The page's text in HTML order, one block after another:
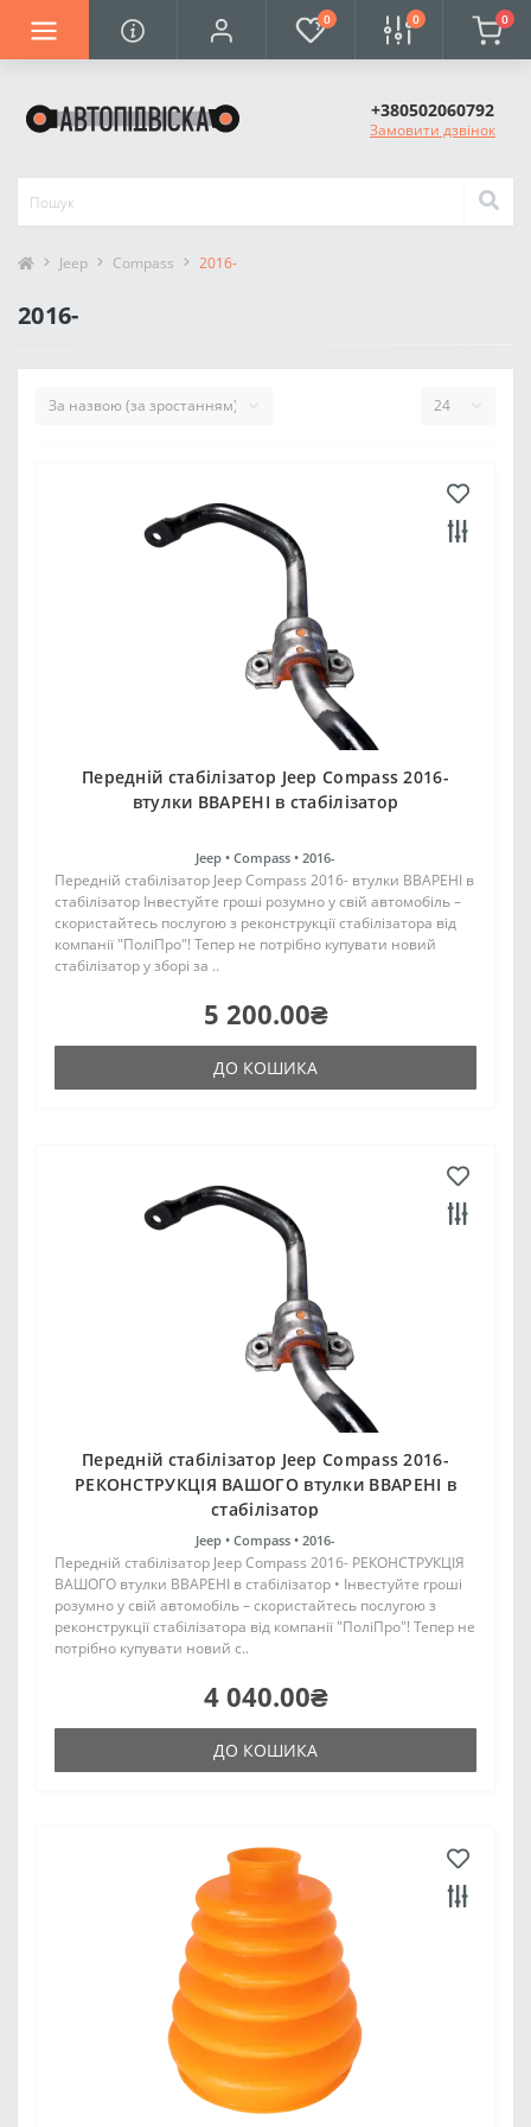
0 0 0
+380502060792
Замовити дзвінок
Jeep Compass 2016-
2016-
Передній стабілізатор Jeep Compass 2016-
втулки ВВАРЕНІ в стабілізатор
Jeep • Compass • 2016-
Передній стабілізатор Jeep Compass 2016- втулки ВВАРЕНІ в
стабілізатор Інвестуйте гроші розумно у свій автомобіль –
скористайтесь послугою з реконструкції стабілізатора від
компанії "ПоліПро"! Тепер не потрібно купувати новий
стабілізатор у зборі за ..
5 200.00₴
ДО КОШИКА
Передній стабілізатор Jeep Compass 2016-
РЕКОНСТРУКЦІЯ ВАШОГО втулки ВВАРЕНІ в
стабілізатор
Jeep • Compass • 2016-
Передній стабілізатор Jeep Compass 2016- РЕКОНСТРУКЦІЯ
ВАШОГО втулки ВВАРЕНІ в стабілізатор • Інвестуйте гроші
розумно у свій автомобіль – скористайтесь послугою з
реконструкції стабілізатора від компанії "ПоліПро"! Тепер не
потрібно купувати новий с..
4 040.00₴
ДО КОШИКА